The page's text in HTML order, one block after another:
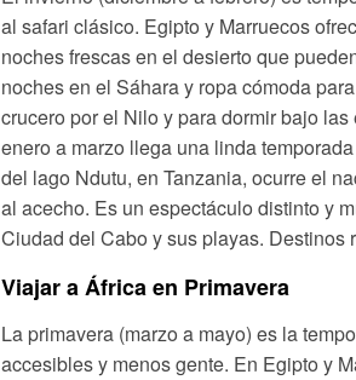
al safari clásico. Egipto y Marruecos
noches frescas en el desierto que
noches en el Sáhara y ropa cómoda
crucero por el Nilo y para dormir bajo
enero a marzo llega una linda
del lago Ndutu, en Tanzania, ocurre el
al acecho. Es un espectáculo distinto y
Ciudad del Cabo y sus playas. Destinos
Viajar a África en Primavera
La primavera (marzo a mayo) es la
accesibles y menos gente. En Egipto y